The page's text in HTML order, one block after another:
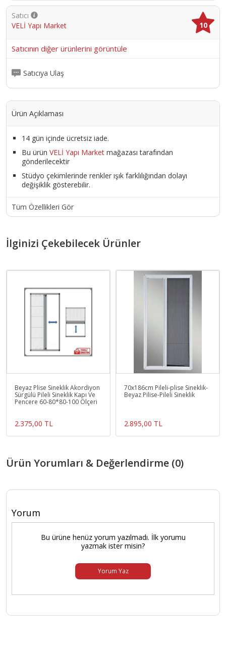
Satıcı
VELİ Yapı Market
10
Satıcının diğer ürünlerini görüntüle
Satıcıya Ulaş
Ürün Açıklaması
14 gün içinde ücretsiz iade.
Bu ürün VELİ Yapı Market mağazası tarafından
gönderilecektir
Stüdyo çekimlerinde renkler ışık farklılığından dolayı
değişiklik gösterebilir.
Tüm Özellikleri Gör
İlginizi Çekebilecek Ürünler
Beyaz Plise Sineklik Akordiyon
Sürgülü Pileli Sineklik Kapı Ve
Pencere 60-80*80-100 Ölçeri
2.375,00 TL
70x186cm Pileli-plise Sineklik-
Beyaz Pilise-Pileli Sineklik
2.895,00 TL
Ürün Yorumları & Değerlendirme (0)
Yorum
Bu ürüne henüz yorum yazılmadı. İlk yorumu
yazmak ister misin?
Yorum Yaz